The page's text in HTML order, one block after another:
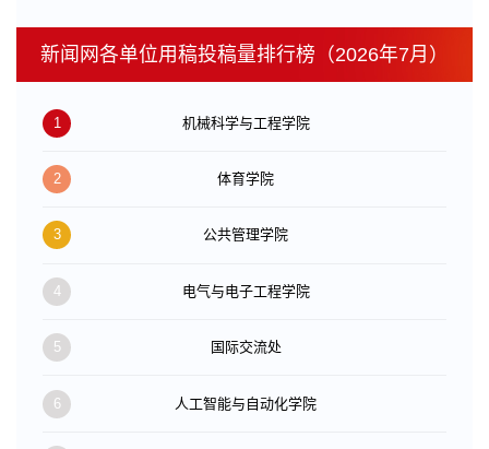
新闻网各单位用稿投稿量排行榜（2026年7月）
1 机械科学与工程学院
2 体育学院
3 公共管理学院
4 电气与电子工程学院
5 国际交流处
6 人工智能与自动化学院